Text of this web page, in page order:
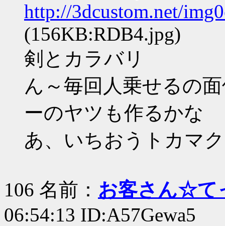
http://3dcustom.net/
(156KB:RDB4.jpg)
剣とカラバリ
ん～毎回人乗せるの
ーのヤツも作るかな
あ、いちおうトカマ
106 名前： お客さん☆て
06:54:13 ID:A57Gewa5